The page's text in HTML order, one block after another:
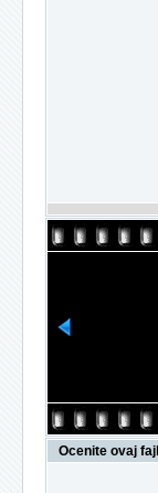
Ocenite ovaj fajl